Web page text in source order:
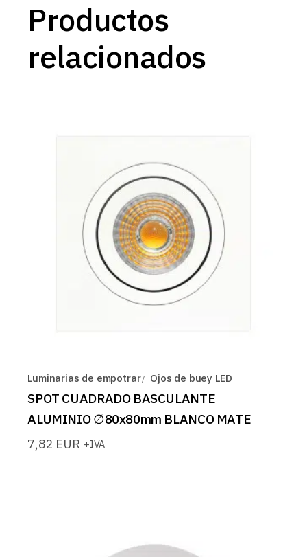
Productos
relacionados
Luminarias de empotrar Ojos de buey LED
SPOT CUADRADO BASCULANTE
ALUMINIO ∅80x80mm BLANCO MATE
7,82 EUR +IVA